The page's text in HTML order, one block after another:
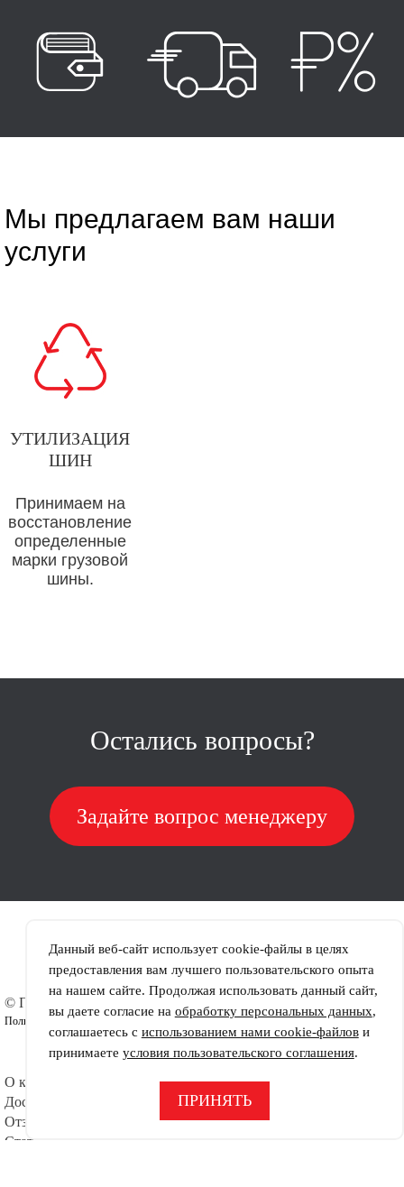
Мы предлагаем вам наши
услуги
УТИЛИЗАЦИЯ
ШИН
Принимаем на
восстановление
определенные
марки грузовой
шины.
Остались вопросы?
Задайте вопрос менеджеру
© ПРОТЕКТОР-ЮГ
Пользовательское соглашение
Шины
Диски
Шиномонтаж
Контакты
О компании
Доставка
Отзывы
Статьи
Офис:
+7 (863) 296-92-41
Данный веб-сайт использует cookie-файлы в целях
предоставления вам лучшего пользовательского опыта
на нашем сайте. Продолжая использовать данный сайт,
вы даете согласие на обработку персональных данных,
соглашаетесь с использованием нами cookie-файлови
принимаете условия пользовательского соглашения.
ПРИНЯТЬ